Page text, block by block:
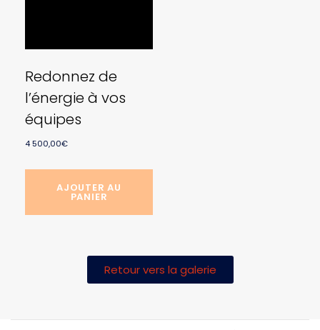
Redonnez de
l’énergie à vos
équipes
4 500,00€
AJOUTER AU
PANIER
Retour vers la galerie